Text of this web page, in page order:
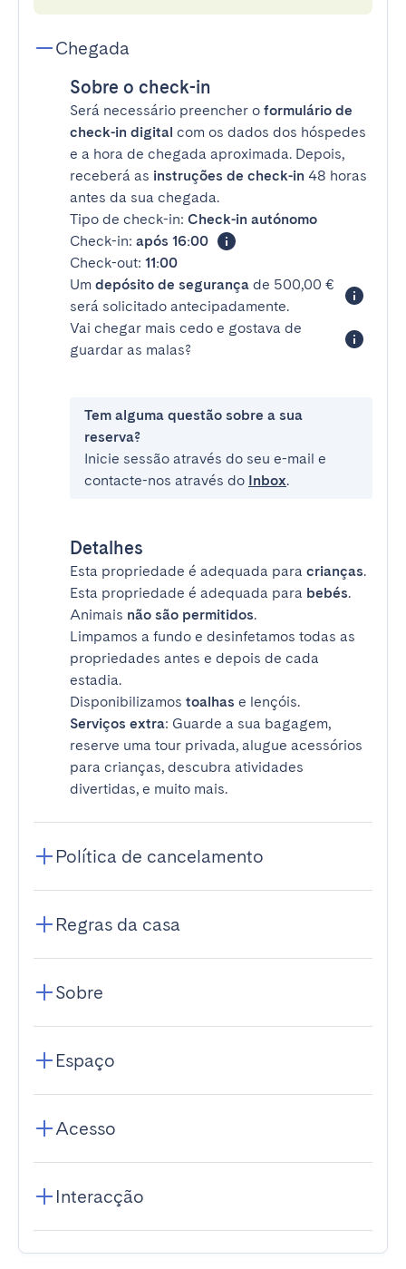
Chegada
Sobre o check-in
Será necessário preencher o formulário de
check-in digital com os dados dos hóspedes
e a hora de chegada aproximada. Depois,
receberá as instruções de check-in 48 horas
antes da sua chegada.
Tipo de check-in: Check-in autónomo
Check-in: após 16:00
Check-out: 11:00
Um depósito de segurança de 500,00 €
será solicitado antecipadamente.
Vai chegar mais cedo e gostava de
guardar as malas?
Tem alguma questão sobre a sua
reserva?
Inicie sessão através do seu e-mail e
contacte-nos através do Inbox.
Detalhes
Esta propriedade é adequada para crianças.
Esta propriedade é adequada para bebés.
Animais não são permitidos.
Limpamos a fundo e desinfetamos todas as
propriedades antes e depois de cada
estadia.
Disponibilizamos toalhas e lençóis.
Serviços extra: Guarde a sua bagagem,
reserve uma tour privada, alugue acessórios
para crianças, descubra atividades
divertidas, e muito mais.
Política de cancelamento
Regras da casa
Sobre
Espaço
Acesso
Interacção